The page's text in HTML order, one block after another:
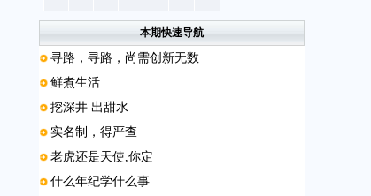
本期快速导航
寻路，寻路，尚需创新无数
鲜煮生活
挖深井 出甜水
实名制，得严查
老虎还是天使,你定
什么年纪学什么事